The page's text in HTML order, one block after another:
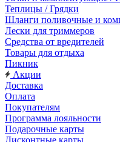
Теплицы / Грядки
Шланги поливочные и
Лески для триммеров
Средства от вредителей
Товары для отдыха
Пикник
Акции
Доставка
Оплата
Покупателям
Программа лояльности
Подарочные карты
Дисконтные карты